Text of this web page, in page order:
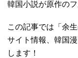
韓国小説が原作の
この記事では「余
サイト情報、韓国
します！